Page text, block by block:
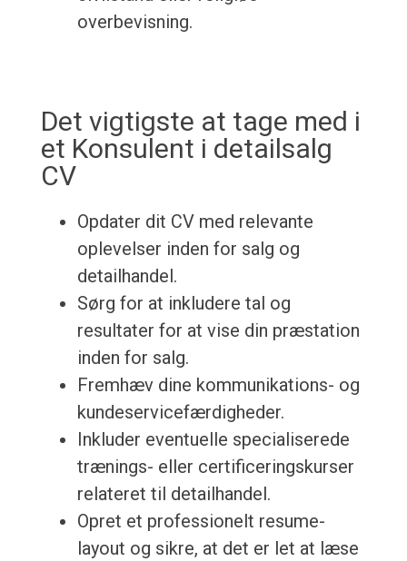
overbevisning.
Det vigtigste at tage med i
et Konsulent i detailsalg
CV
Opdater dit CV med relevante
oplevelser inden for salg og
detailhandel.
Sørg for at inkludere tal og
resultater for at vise din præstation
inden for salg.
Fremhæv dine kommunikations- og
kundeservicefærdigheder.
Inkluder eventuelle specialiserede
trænings- eller certificeringskurser
relateret til detailhandel.
Opret et professionelt resume-
layout og sikre, at det er let at læse